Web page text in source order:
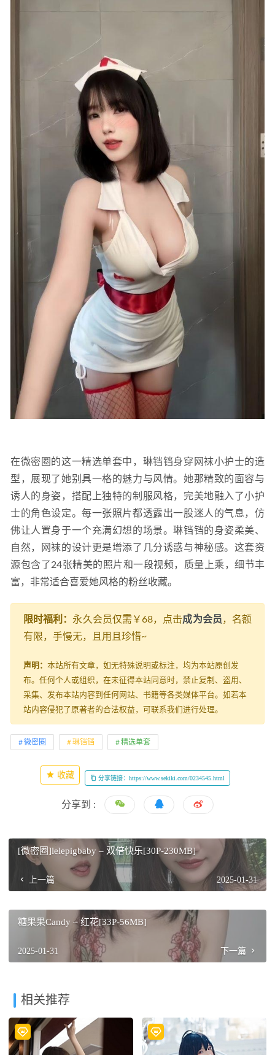
在微密圈的这一精选单套中，琳铛铛身穿网袜小护士的造
型，展现了她别具一格的魅力与风情。她那精致的面容与
诱人的身姿，搭配上独特的制服风格，完美地融入了小护
士的角色设定。每一张照片都透露出一股迷人的气息，仿
佛让人置身于一个充满幻想的场景。琳铛铛的身姿柔美、
自然，网袜的设计更是增添了几分诱惑与神秘感。这套资
源包含了24张精美的照片和一段视频，质量上乘，细节丰
富，非常适合喜爱她风格的粉丝收藏。
限时福利： 永久会员仅需￥68，点击成为会员，名额
有限，手慢无，且用且珍惜~
声明： 本站所有文章，如无特殊说明或标注，均为本站原创发
布。任何个人或组织，在未征得本站同意时，禁止复制、盗用、
采集、发布本站内容到任何网站、书籍等各类媒体平台。如若本
站内容侵犯了原著者的合法权益，可联系我们进行处理。
微密圈 琳铛铛 精选单套
收藏 分享链接：https://www.sekiki.com/0234545.html
分享到 :
[微密圈]lelepigbaby – 双倍快乐[30P-230MB]
上一篇 2025-01-31
糖果果Candy – 红花[33P-56MB]
2025-01-31 下一篇
相关推荐